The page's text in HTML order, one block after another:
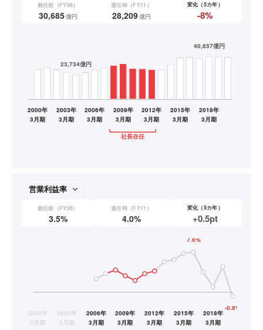
就任前（FY06）
30,685億円
退任時（FY11）
28,209億円
変化（5カ年）
-8%
就任前（FY06）
3.5%
退任時（FY11）
4.0%
変化（5カ年）
+0.5pt